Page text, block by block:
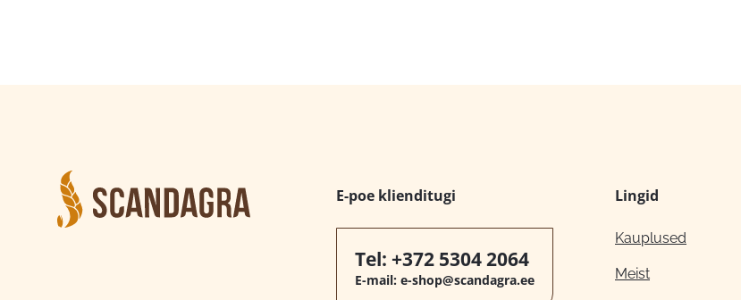
E-poe klienditugi
Tel: +372 5304 2064
E-mail: e-shop@scandagra.ee
Lingid
Kauplused
Meist